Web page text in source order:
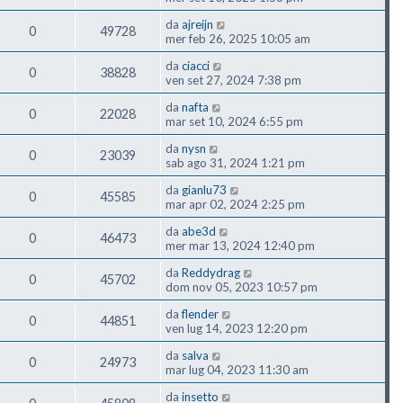
0 49728 da ajreijn
mer feb 26, 2025 10:05 am
0 38828 da ciacci
ven set 27, 2024 7:38 pm
0 22028 da nafta
mar set 10, 2024 6:55 pm
0 23039 da nysn
sab ago 31, 2024 1:21 pm
0 45585 da gianlu73
mar apr 02, 2024 2:25 pm
0 46473 da abe3d
mer mar 13, 2024 12:40 pm
0 45702 da Reddydrag
dom nov 05, 2023 10:57 pm
0 44851 daflender
ven lug 14, 2023 12:20 pm
0 24973 da salva
mar lug 04, 2023 11:30 am
da insetto